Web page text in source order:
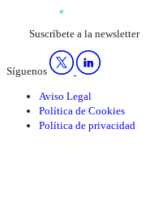
Suscríbete a la newsletter
Síguenos
Aviso Legal
Política de Cookies
Política de privacidad